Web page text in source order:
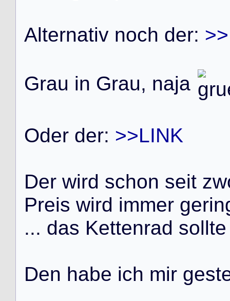
Alternativ noch der:
Grau in Grau, naja
Oder der: >>LINK
Der wird schon seit zw
Preis wird immer gerin
... das Kettenrad sollte
Den habe ich mir gest